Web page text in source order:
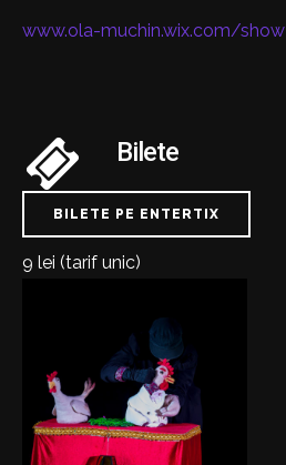
www.ola-muchin.wix.com/show
Bilete
BILETE PE ENTERTIX
9 lei (tarif unic)